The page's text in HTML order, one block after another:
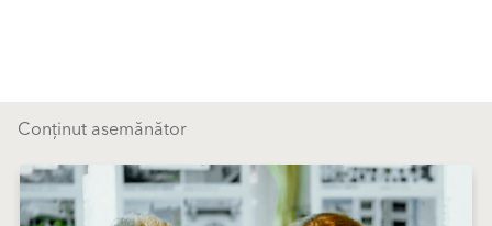
Conținut asemănător